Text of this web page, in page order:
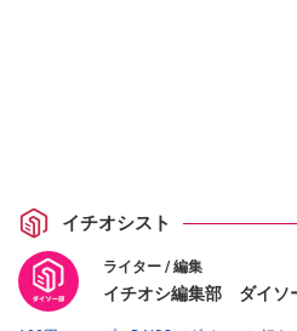
イチオシスト
ライター / 編集
イチオシ編集部 ダイソ